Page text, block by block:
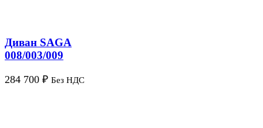
Диван SAGA
008/003/009
284 700 ₽ Без НДС